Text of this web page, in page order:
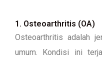
1. Osteoarthritis (OA)
Osteoarthritis adalah
umum. Kondisi ini